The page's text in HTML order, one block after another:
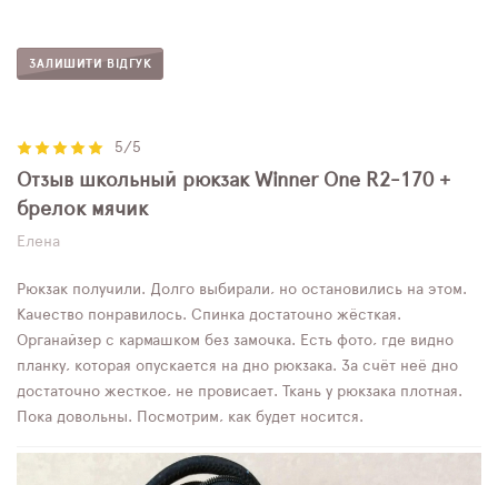
ЗАЛИШИТИ ВІДГУК
5/5
Отзыв школьный рюкзак Winner One R2-170 +
брелок мячик
Елена
Рюкзак получили. Долго выбирали, но остановились на этом.
Качество понравилось. Спинка достаточно жёсткая.
Органайзер с кармашком без замочка. Есть фото, где видно
планку, которая опускается на дно рюкзака. За счёт неё дно
достаточно жесткое, не провисает. Ткань у рюкзака плотная.
Пока довольны. Посмотрим, как будет носится.